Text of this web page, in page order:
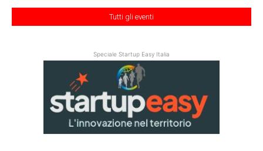
Tutti gli eventi
Speciale Startup Easy Italia